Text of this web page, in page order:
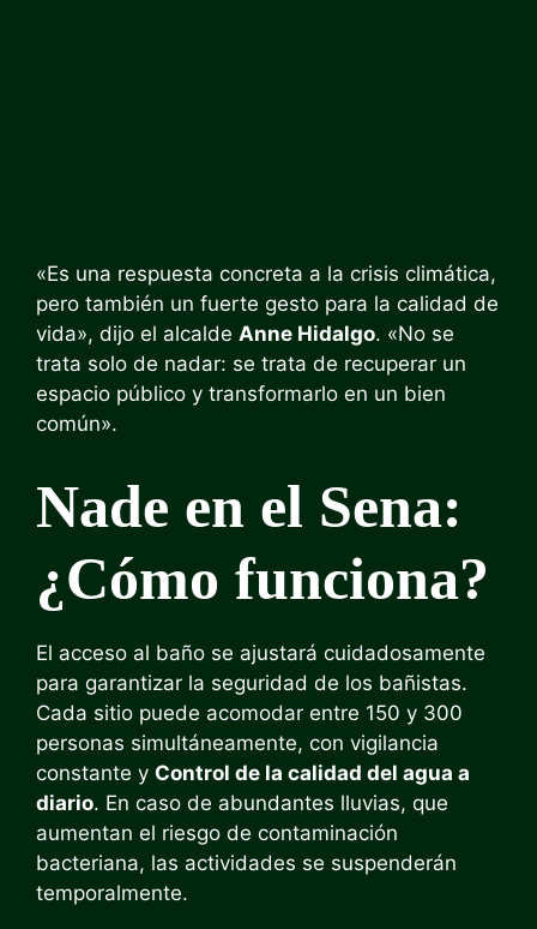
«Es una respuesta concreta a la crisis climática,
pero también un fuerte gesto para la calidad de
vida», dijo el alcalde Anne Hidalgo. «No se
trata solo de nadar: se trata de recuperar un
espacio público y transformarlo en un bien
común».
Nade en el Sena:
¿Cómo funciona?
El acceso al baño se ajustará cuidadosamente
para garantizar la seguridad de los bañistas.
Cada sitio puede acomodar entre 150 y 300
personas simultáneamente, con vigilancia
constante y Control de la calidad del agua a
diario. En caso de abundantes lluvias, que
aumentan el riesgo de contaminación
bacteriana, las actividades se suspenderán
temporalmente.